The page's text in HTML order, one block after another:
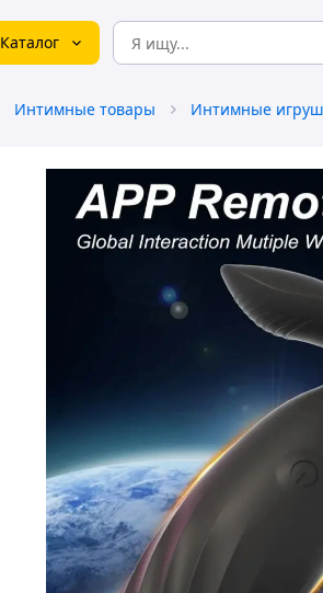
Каталог
Интимные товары Интимные